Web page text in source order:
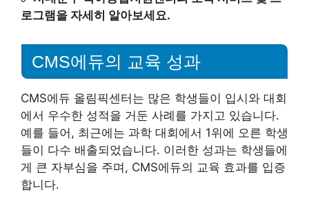
로그램을 자세히 알아보세요.
CMS에듀의 교육 성과
CMS에듀 올림픽센터는 많은 학생들이 입시와 대회
에서 우수한 성적을 거둔 사례를 가지고 있습니다.
예를 들어, 최근에는 과학 대회에서 1위에 오른 학생
들이 다수 배출되었습니다. 이러한 성과는 학생들에
게 큰 자부심을 주며, CMS에듀의 교육 효과를 입증
합니다.